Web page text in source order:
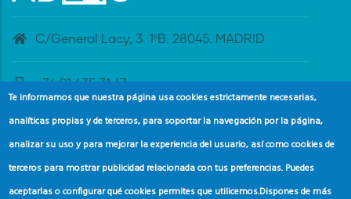
C/General Lacy, 3. 1ºB. 28045. MADRID
+34 91 435 31 47
banderaazul@adeac.es
Te informamos que nuestra página usa cookies estrictamente necesarias,
analíticas propias y de terceros, para soportar la navegación por la página,
analizar su uso y para mejorar la experiencia del usuario, así como cookies de
terceros para mostrar publicidad relacionada con tus preferencias. Puedes
aceptarlas o configurar qué cookies permites que utilicemos.Dispones de más